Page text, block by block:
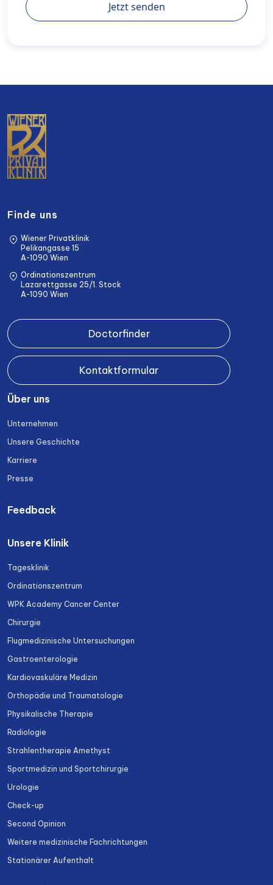
Jetzt senden
Finde uns
Wiener Privatklinik
Pelikangasse 15
A-1090 Wien
Ordinationszentrum
Lazarettgasse 25/1. Stock
A-1090 Wien
Doctorfinder
Kontaktformular
Über uns
Unternehmen
Unsere Geschichte
Karriere
Presse
Feedback
Unsere Klinik
Tagesklinik
Ordinationszentrum
WPK Academy Cancer Center
Chirurgie
Flugmedizinische Untersuchungen
Gastroenterologie
Kardiovaskuläre Medizin
Orthopädie und Traumatologie
Physikalische Therapie
Radiologie
Strahlentherapie Amethyst
Sportmedizin und Sportchirurgie
Urologie
Check-up
Second Opinion
Weitere medizinische Fachrichtungen
Stationärer Aufenthalt